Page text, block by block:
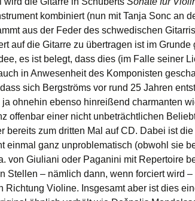
kombiniert (nun mit Tanja Sonc an
aus der Feder des schwedischen
auf die Gitarre zu übertragen ist im
es ist belegt, dass dies (im Falle seiner
in Anwesenheit des Komponisten
sich Bergströms vor rund 25 Jahren
ohnehin ebenso hinreißend charmanten
offenbar einer nicht unbeträchtlichen
bereits zum dritten Mal auf CD. Dabei ist
einmal ganz unproblematisch (obwohl sie
von Giuliani oder Paganini mit Repertoire
Stellen – nämlich dann, wenn forciert wird
Richtung Violine. Insgesamt aber ist dies